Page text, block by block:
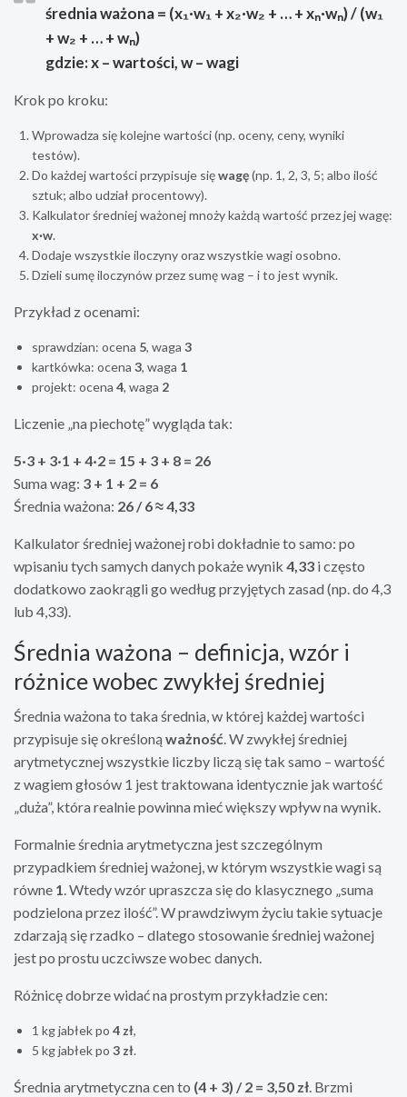
średnia ważona = (x₁·w₁ + x₂·w₂ + … + xₙ·wₙ) / (w₁
+ w₂ + … + wₙ)
gdzie: x – wartości, w – wagi
Krok po kroku:
Wprowadza się kolejne wartości (np. oceny, ceny, wyniki
testów).
Do każdej wartości przypisuje sięwagę(np. 1, 2, 3, 5; albo ilość
sztuk; albo udział procentowy).
Kalkulator średniej ważonej mnoży każdą wartość przez jej wagę:
x·w.
Dodaje wszystkie iloczyny oraz wszystkie wagi osobno.
Dzieli sumę iloczynów przez sumę wag – i to jest wynik.
Przykład z ocenami:
sprawdzian: ocena 5, waga 3
kartkówka: ocena 3, waga 1
projekt: ocena 4, waga 2
Liczenie „na piechotę” wygląda tak:
5·3 + 3·1 + 4·2 = 15 + 3 + 8 = 26
Suma wag: 3 + 1 + 2 = 6
Średnia ważona: 26 / 6 ≈ 4,33
Kalkulator średniej ważonej robi dokładnie to samo: po
wpisaniu tych samych danych pokaże wynik 4,33 i często
dodatkowo zaokrągli go według przyjętych zasad (np. do 4,3
lub 4,33).
Średnia ważona – definicja, wzór i
różnice wobec zwykłej średniej
Średnia ważona to taka średnia, w której każdej wartości
przypisuje się określoną ważność. W zwykłej średniej
arytmetycznej wszystkie liczby liczą się tak samo – wartość
z wagiem głosów 1 jest traktowana identycznie jak wartość
„duża”, która realnie powinna mieć większy wpływ na wynik.
Formalnie średnia arytmetyczna jest szczególnym
przypadkiem średniej ważonej, w którym wszystkie wagi są
równe 1. Wtedy wzór upraszcza się do klasycznego „suma
podzielona przez ilość”. W prawdziwym życiu takie sytuacje
zdarzają się rzadko – dlatego stosowanie średniej ważonej
jest po prostu uczciwsze wobec danych.
Różnicę dobrze widać na prostym przykładzie cen:
1 kg jabłek po 4 zł,
5 kg jabłek po 3 zł.
Średnia arytmetyczna cen to (4 + 3) / 2 = 3,50 zł. Brzmi